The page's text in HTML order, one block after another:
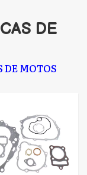
DE
DE MOTOS